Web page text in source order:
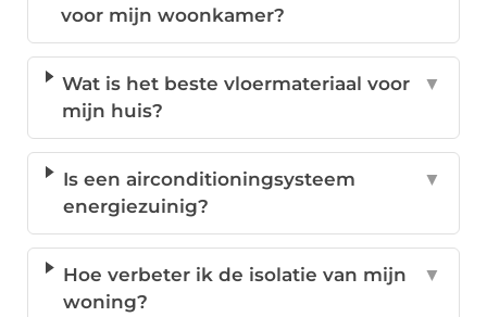
voor mijn woonkamer?
Wat is het beste vloermateriaal voor
mijn huis?
▼
Is een airconditioningsysteem
energiezuinig?
▼
Hoe verbeter ik de isolatie van mijn
woning?
▼